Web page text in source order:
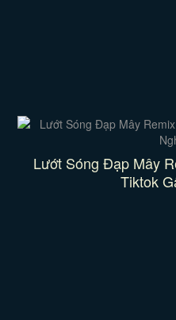
Lướt Sóng Đạp Mây
Tiktok